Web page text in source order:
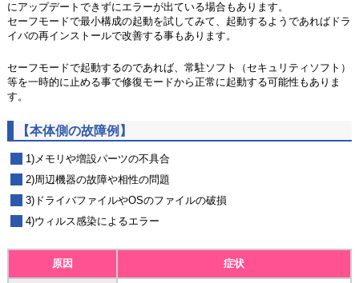
にアップデートできずにエラーが出ている場合もあります。
セーフモードで最小構成の起動を試してみて、起動するようであればドラ
イバの再インストールで改善する事もあります。
セーフモードで起動するのであれば、常駐ソフト（セキュリティソフト）
等を一時的に止める事で修復モードから正常に起動する可能性もありま
す。
【本体側の故障例】
1)メモリや増設パーツの不具合
2)周辺機器の故障や相性の問題
3)ドライバファイルやOSのファイルの破損
4)ウィルス感染によるエラー
原因 症状